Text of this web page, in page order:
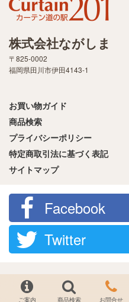
ご案内 商品検索 お問合せ
株式会社ながしま
〒825-0002
福岡県田川市伊田4143-1
お買い物ガイド
商品検索
プライバシーポリシー
特定商取引法に基づく表記
サイトマップ
Facebook
Twitter